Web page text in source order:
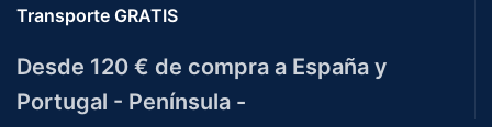
Transporte GRATIS
Desde 120 € de compra a España y
Portugal - Península -